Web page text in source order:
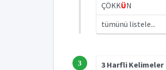
ÇÖKKÜN
tümünü listele...
3
3 Harfli Kelimeler